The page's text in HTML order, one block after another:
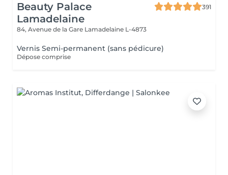
Beauty Palace
Lamadelaine
391
84, Avenue de la Gare Lamadelaine L-4873
Vernis Semi-permanent (sans pédicure)
Dépose comprise